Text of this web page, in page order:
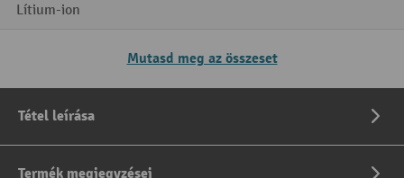
Lítium-ion
Mutasd meg az összeset
Tétel leírása
Termék megjegyzései